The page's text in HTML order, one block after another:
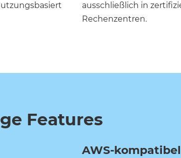
ausschließlich in
Rechenzentren.
Features
AWS-kompatibel